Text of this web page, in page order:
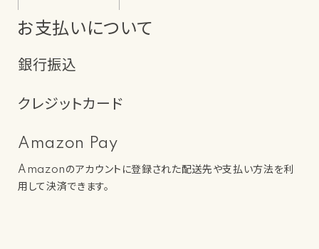
お支払いについて
銀行振込
クレジットカード
Amazon Pay
Amazonのアカウントに登録された配送先や支払い方法を利
用して決済できます。